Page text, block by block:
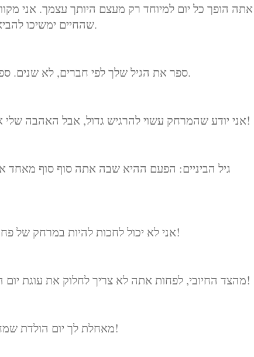
אתה הופך כל יום למיוחד רק מעצם היותך עצמך. אני
שהחיים ימשיכו להביא לך את הימים הטובים ביותר קדימה.
ספר את הגיל שלך לפי חברים, לא שנים. ספרו את חייכם לפי חיוכים, לא בדמעות.
אני יודע שהמרחק עשוי להרגיש גדול, אבל האהבה שלי אליך גדולה עוד יותר. יום הולדת שמח!
גיל הביניים: הפעם ההיא שבה אתה סוף סוף
אני לא יכול לחכות להיות במרחק של פחות מ-6 מטרים ממך! יום הולדת שמח!
מהצד החיובי, לפחות אתה לא צריך לחלוק את עוגת יום ההולדת שלך עם אף אחד אחר השנה!
מאחלת לך יום הולדת שמח מאוד ממרחק חברתי בטוח ומתאים!